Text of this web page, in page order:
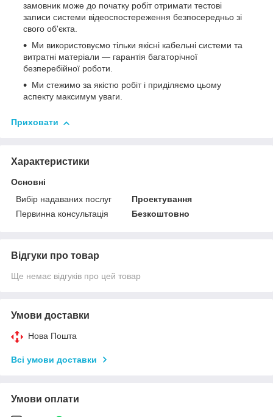
замовник може до початку робіт отримати тестові
записи системи відеоспостереження безпосередньо зі
свого об'єкта.
Ми використовуємо тільки якісні кабельні системи та
витратні матеріали ― гарантія багаторічної
безперебійної роботи.
Ми стежимо за якістю робіт і приділяємо цьому
аспекту максимум уваги.
Приховати
Характеристики
Основні
Вибір надаваних послуг
Проектування
Первинна консультація
Безкоштовно
Відгуки про товар
Ще немає відгуків про цей товар
Умови доставки
Нова Пошта
Всі умови доставки
Умови оплати